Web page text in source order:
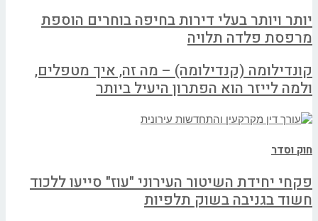
יותר ויותר בעלי דירות בחיפה בוחרים הוספת
מרפסת פלדה תלויה
קונדילומה (קנדילומה) – מה זה, איך מטפלים,
ולמה לייזר הוא הפתרון היעיל ביותר
חוק וסדר
פקחי יחידת השיטור העירוני "עוז" סייעו ללכוד
חשוד בגניבה בשוק תלפיות